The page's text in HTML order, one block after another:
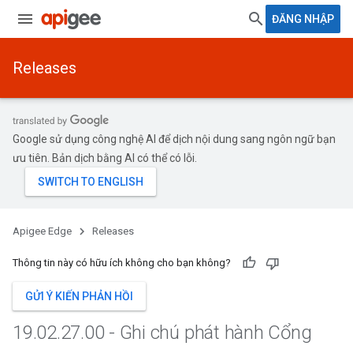
ĐĂNG NHẬP
Releases
Google sử dụng công nghệ AI để dịch nội dung sang ngôn ngữ bạn
ưu tiên. Bản dịch bằng AI có thể có lỗi.
Apigee Edge Releases
Thông tin này có hữu ích không cho bạn không?
GỬI Ý KIẾN PHẢN HỒI
19.02.27.00 - Ghi chú phát hành Cổng